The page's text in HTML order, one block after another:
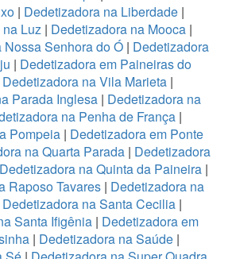
| Dedetizadora na Liberdade |
Luz | Dedetizadora na Mooca |
Senhora do Ó| Dedetizadora
| Dedetizadora em Paineiras do
Dedetizadora na Vila Marieta|
Parada Inglesa | Dedetizadora na
na Penha de França |
Pompeia | Dedetizadora em Ponte
na Quarta Parada | Dedetizadora
Dedetizadora na Quinta da Paineira |
Raposo Tavares | Dedetizadora na
Dedetizadora na Santa Cecilia|
Santa Ifigênia | Dedetizadora em
| Dedetizadora na Saúde|